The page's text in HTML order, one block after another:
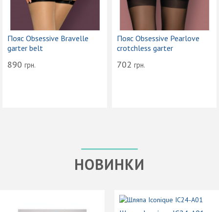
Пояс Obsessive Bravelle
garter belt
890 грн.
Пояс Obsessive Pearlove
crotchless garter
702 грн.
НОВИНКИ